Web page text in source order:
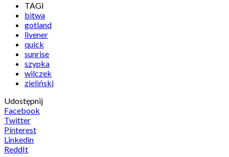
TAGI
bitwa
gotland
livener
quick
sunrise
szypka
wilczek
zieliński
Udostępnij
Facebook
Twitter
Pinterest
Linkedin
ReddIt